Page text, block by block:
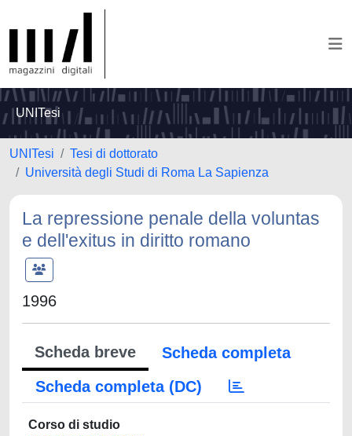
UNITesi
UNITesi
Tesi di dottorato
Università degli Studi di Roma La Sapienza
La repressione penale della voluntas
e dell'exitus in diritto romano
1996
Scheda breve
Scheda completa
Scheda completa (DC)
Corso di studio